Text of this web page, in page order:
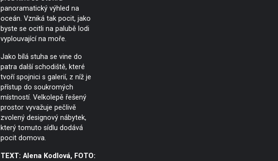
panoramatický výhled na
oceán. Vzniká tak pocit, jako
byste se ocitli na palubě lodi
vyplouvající na moře.
Jako bílá stuha se vine do
patra další schodiště, které
tvoří spojnici s galerií, z níž je
přístup do soukromých
místností. Velkolepě řešený
prostor vyvažuje pečlivě
zvolený designový nábytek,
který tomuto sídlu dodává
pocit domova.
TEXT: Alena Kodlová, FOTO: